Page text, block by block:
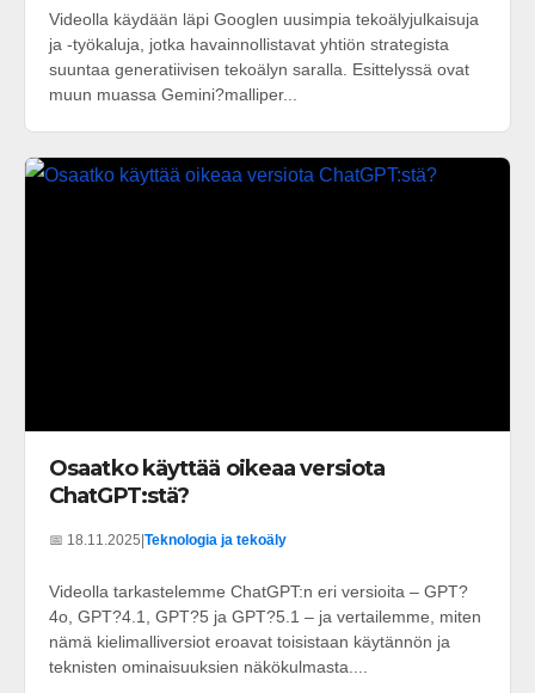
Videolla käydään läpi Googlen uusimpia tekoälyjulkaisuja
ja -työkaluja, jotka havainnollistavat yhtiön strategista
suuntaa generatiivisen tekoälyn saralla. Esittelyssä ovat
muun muassa Gemini?malliper...
Osaatko käyttää oikeaa versiota
ChatGPT:stä?
📅 18.11.2025|Teknologia ja tekoäly
Videolla tarkastelemme ChatGPT:n eri versioita – GPT?
4o, GPT?4.1, GPT?5 ja GPT?5.1 – ja vertailemme, miten
nämä kielimalliversiot eroavat toisistaan käytännön ja
teknisten ominaisuuksien näkökulmasta....